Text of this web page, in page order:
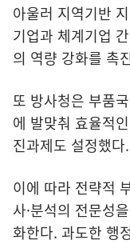
아울러 지역기반
기업과 체계기업
의 역량 강화를 촉
또 방사청은 부품
에 발맞춰 효율적
진과제도 설정했다.
이에 따라 전략적
사·분석의 전문성
화한다. 과도한 행